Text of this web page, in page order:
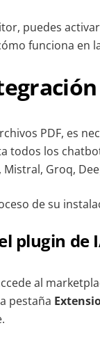
puedes
funciona en
PDF, es
todos los
Groq,
de su
plugin de
al
pestaña